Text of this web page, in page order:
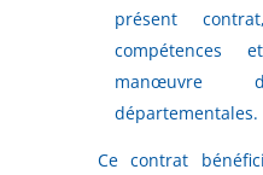
présent
manœuvre
départementales.
Ce contrat